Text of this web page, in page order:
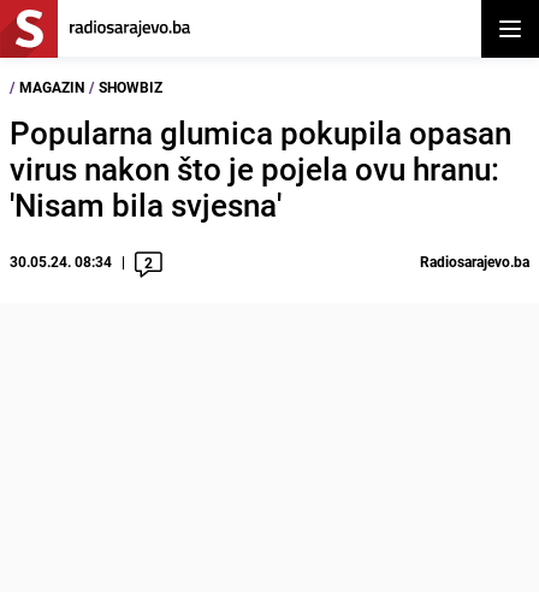
/ MAGAZIN / SHOWBIZ
Popularna glumica pokupila opasan
virus nakon što je pojela ovu hranu:
'Nisam bila svjesna'
30.05.24. 08:34 2 Radiosarajevo.ba